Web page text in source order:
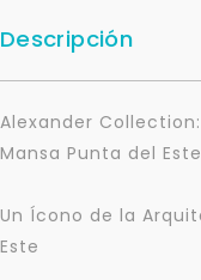
Descripción
Alexander
Mansa Punta del Este
Un Ícono de la
Este